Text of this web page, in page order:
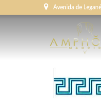
Avenida de